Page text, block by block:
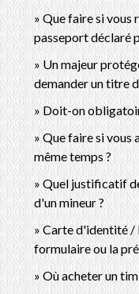
Que faire si vous
passeport déclaré
Un majeur
demander un titre
Doit-on
Que faire si vous
même temps ?
Quel justificatif
d'un mineur ?
Carte d'identité /
formulaire ou la
Où acheter un